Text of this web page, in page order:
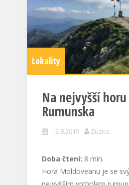
Lokality
Na nejvyšší horu
Rumunska
12.8.2019 Zuzka
Doba čtení: 8 min.
Hora Moldoveanu je se